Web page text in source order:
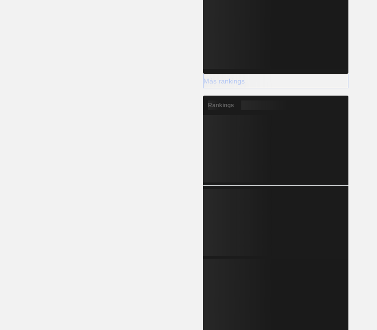
Más rankings
Rankings